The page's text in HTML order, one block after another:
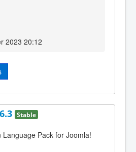
2023 20:12
Stable
Pack for Joomla!